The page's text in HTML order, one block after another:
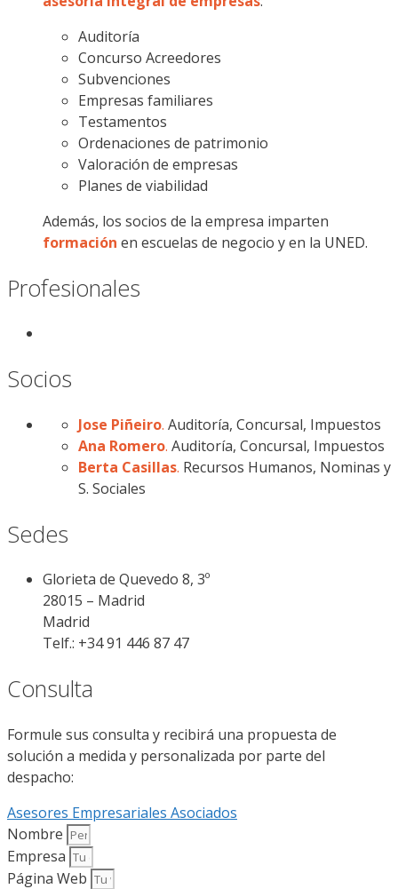
Auditoría
Concurso Acreedores
Subvenciones
Empresas familiares
Testamentos
Ordenaciones de patrimonio
Valoración de empresas
Planes de viabilidad
Además, los socios de la empresa imparten
formación en escuelas de negocio y en la UNED.
Profesionales
Socios
Jose Piñeiro. Auditoría, Concursal, Impuestos
Ana Romero. Auditoría, Concursal, Impuestos
Berta Casillas. Recursos Humanos, Nominas y
S. Sociales
Sedes
Glorieta de Quevedo 8, 3º
28015 – Madrid
Madrid
Telf.: +34 91 446 87 47
Consulta
Formule sus consulta y recibirá una propuesta de
solución a medida y personalizada por parte del
despacho:
Asesores Empresariales Asociados
Nombre
Empresa
Página Web